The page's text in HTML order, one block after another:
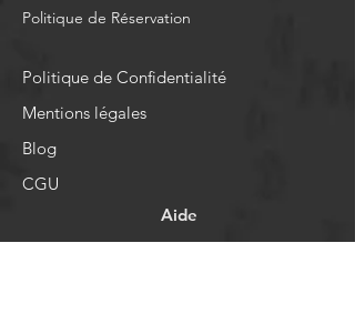
Politique de Réservation
Politique de Confidentialité
Mentions légales
Blog
CGU
Aide